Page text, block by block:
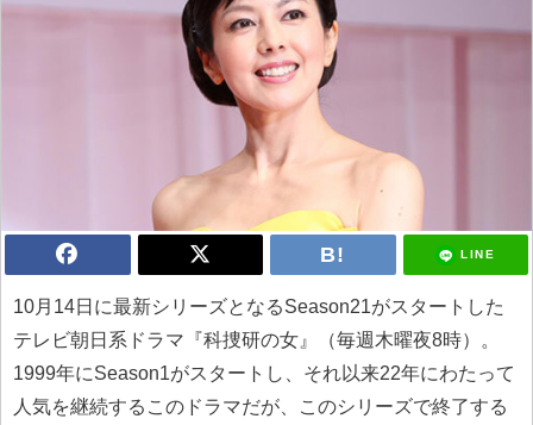
LINE
10月14日に最新シリーズとなるSeason21がスタートした
テレビ朝日系ドラマ『科捜研の女』（毎週木曜夜8時）。
1999年にSeason1がスタートし、それ以来22年にわたって
人気を継続するこのドラマだが、このシリーズで終了する